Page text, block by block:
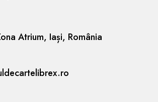
Atrium, Iași, România